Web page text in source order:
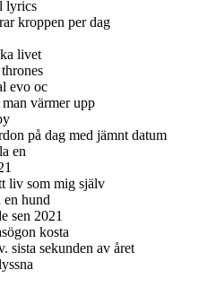
lyrics
kroppen per dag
livet
evo oc
värmer upp
på dag med jämnt datum
en
liv som mig själv
en hund
sen 2021
kosta
sista sekunden av året